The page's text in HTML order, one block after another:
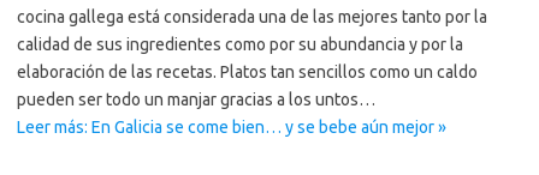
cocina gallega está considerada una de las mejores tanto por la
calidad de sus ingredientes como por su abundancia y por la
elaboración de las recetas. Platos tan sencillos como un caldo
pueden ser todo un manjar gracias a los untos…
Leer más: En Galicia se come bien… y se bebe aún mejor »